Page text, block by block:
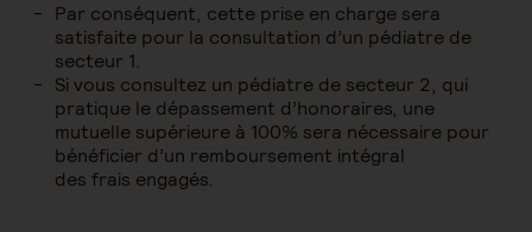
Par conséquent, cette prise en charge sera
satisfaite pour la consultation d’un pédiatre de
secteur 1.
Si vous consultez un pédiatre de secteur 2, qui
pratique le dépassement d’honoraires, une
mutuelle supérieure à 100% sera nécessaire pour
bénéficier d’un remboursement intégral
des frais engagés.